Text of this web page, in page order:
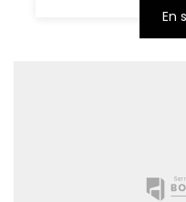
En